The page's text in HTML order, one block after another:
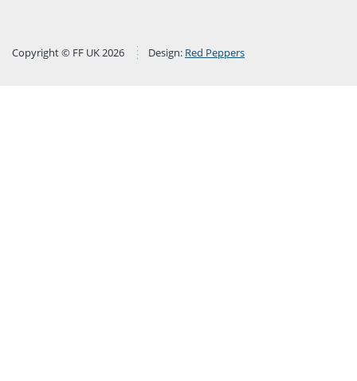
Copyright © FF UK 2026 Design: Red Peppers